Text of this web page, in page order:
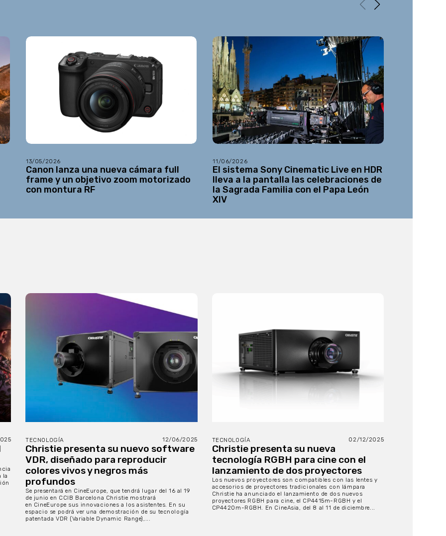
13/05/2026
Canon lanza una nueva cámara full
frame y un objetivo zoom motorizado
con montura RF
11/06/2026
El sistema Sony Cinematic Live en HDR
lleva a la pantalla las celebraciones de
la Sagrada Familia con el Papa León
XIV
la
TECNOLOGÍA 12/06/2025
Christie presenta su nuevo software
VDR, diseñado para reproducir
colores vivos y negros más
profundos
Se presentará en CineEurope, que tendrá lugar del 16 al 19
de junio en CCIB Barcelona Christie mostrará
en CineEurope sus innovaciones a los asistentes. En su
espacio se podrá ver una demostración de su tecnología
patentada VDR (Variable Dynamic Range),...
TECNOLOGÍA 02/12/2025
Christie presenta su nueva
tecnología RGBH para cine con el
lanzamiento de dos proyectores
Los nuevos proyectores son compatibles con las lentes y
accesorios de proyectores tradicionales con lámpara
Christie ha anunciado el lanzamiento de dos nuevos
proyectores RGBH para cine, el CP4415m-RGBH y el
CP4420m-RGBH. En CineAsia, del 8 al 11 de diciembre...